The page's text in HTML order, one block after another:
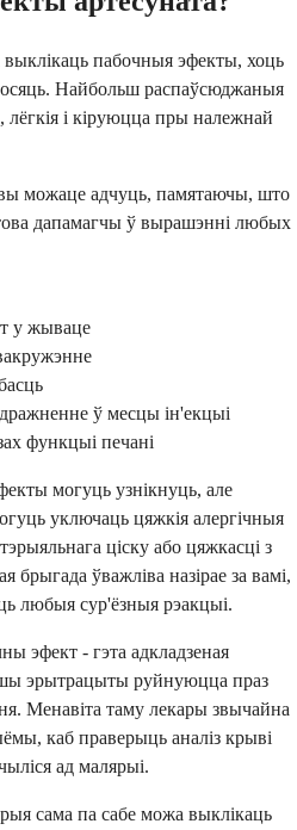
выклікаць пабочныя эфекты, хоць
Найбольш распаўсюджаныя
і кіруюцца пры належнай
можаце адчуць, памятаючы, што
дапамагчы ў вырашэнні любых
у жываце
ў месцы ін'екцыі
функцыі печані
могуць узнікнуць, але
уключаць цяжкія алергічныя
ціску або цяжкасці з
ўважліва назірае за вамі,
любыя сур'ёзныя рэакцыі.
эфект - гэта адкладзеная
эрытрацыты руйнуюцца праз
Менавіта таму лекары звычайна
каб праверыць аналіз крыві
ад малярыі.
сама па сабе можа выклікаць